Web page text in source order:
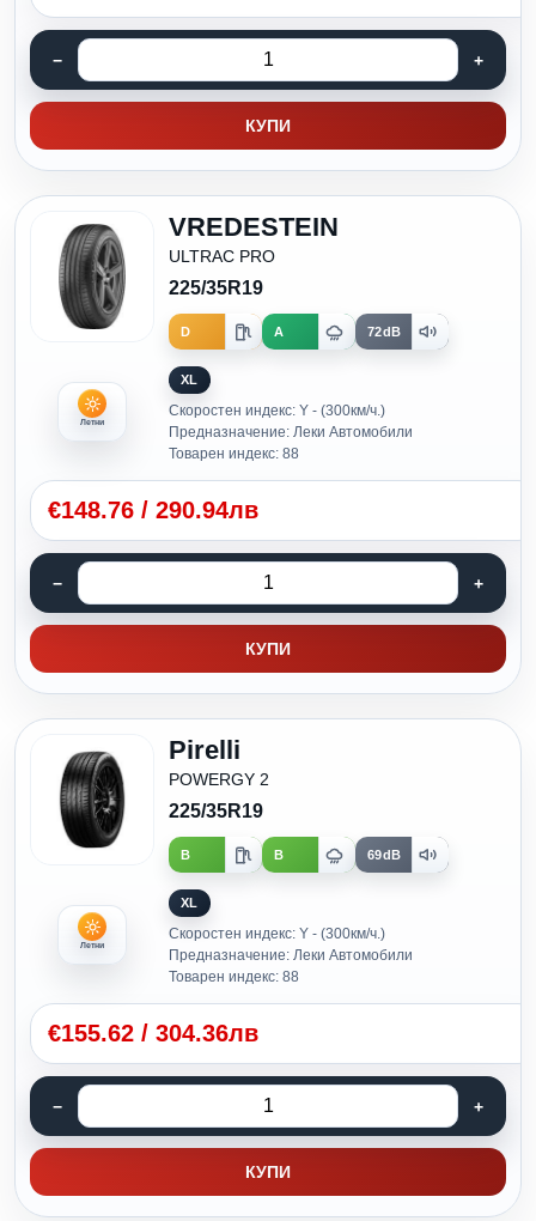
КУПИ
Летни
VREDESTEIN
ULTRAC PRO
225/35R19
D A 72dB
XL
Скоростен индекс: Y - (300км/ч.)
Предназначение: Леки Автомобили
Товарен индекс: 88
€148.76 / 290.94лв
КУПИ
Летни
Pirelli
POWERGY 2
225/35R19
B B 69dB
XL
Скоростен индекс: Y - (300км/ч.)
Предназначение: Леки Автомобили
Товарен индекс: 88
€155.62 / 304.36лв
КУПИ